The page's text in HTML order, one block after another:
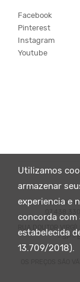
Utilizamos
armazenar
experiencia e
concorda com
estabelecida
13.709/2018).
Facebook
Pinterest
Instagram
Youtube
© KING55 -
RUA DOUTOR
- SP -